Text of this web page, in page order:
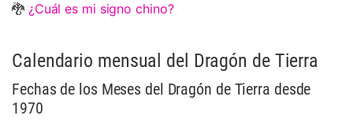
🐉 ¿Cuál es mi signo chino?
Calendario mensual del Dragón de Tierra
Fechas de los Meses del Dragón de Tierra desde
1970